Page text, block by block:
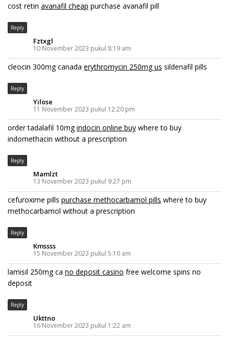
cost retin avanafil cheap purchase avanafil pill
Reply
Fztxgl
10 November 2023 pukul 8:19 am
cleocin 300mg canada erythromycin 250mg us sildenafil pills
Reply
Yilose
11 November 2023 pukul 12:20 pm
order tadalafil 10mgindocin online buy where to buy
indomethacin without a prescription
Reply
Mamlzt
13 November 2023 pukul 9:27 pm
cefuroxime pills purchase methocarbamol pills where to buy
methocarbamol without a prescription
Reply
Kmssss
15 November 2023 pukul 5:10 am
lamisil 250mg ca no deposit casino free welcome spins no
deposit
Reply
Ukttno
16 November 2023 pukul 1:22 am